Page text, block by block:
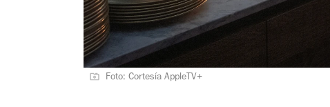
Foto: Cortesía AppleTV+